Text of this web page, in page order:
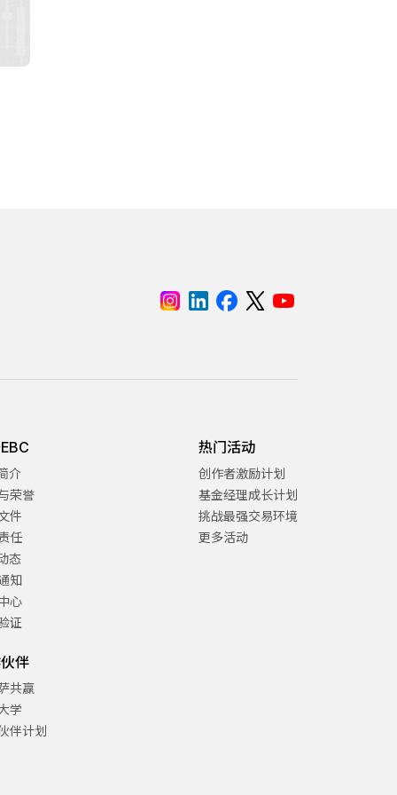
介
荣誉
件
任
态
知
心
证
伴
共赢
学
伴计划
热门活动
创作者激励计划
基金经理成长计划
挑战最强交易环境
更多活动